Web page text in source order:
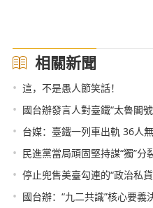
相關新聞
• 這，不是愚人節笑話！
• 國台辦發言人對臺鐵“太魯閣
• 台媒：臺鐵一列車出軌 36人
• 民進黨當局頑固堅持謀“獨”分
• 停止兜售美臺勾連的“政治私貨
• 國台辦：“九二共識”核心要義